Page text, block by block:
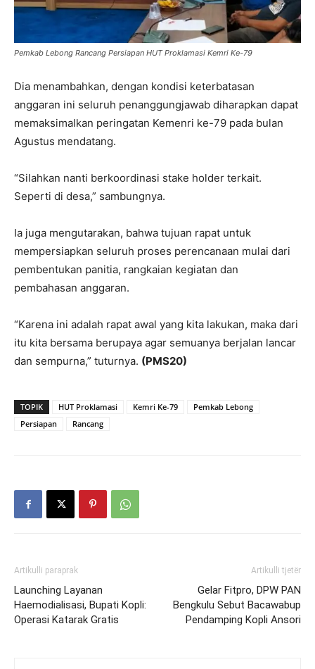
Pemkab Lebong Rancang Persiapan HUT Proklamasi Kemri Ke-79
Dia menambahkan, dengan kondisi keterbatasan
anggaran ini seluruh penanggungjawab diharapkan dapat
memaksimalkan peringatan Kemenri ke-79 pada bulan
Agustus mendatang.
“Silahkan nanti berkoordinasi stake holder terkait.
Seperti di desa,” sambungnya.
Ia juga mengutarakan, bahwa tujuan rapat untuk
mempersiapkan seluruh proses perencanaan mulai dari
pembentukan panitia, rangkaian kegiatan dan
pembahasan anggaran.
“Karena ini adalah rapat awal yang kita lakukan, maka dari
itu kita bersama berupaya agar semuanya berjalan lancar
dan sempurna,” tuturnya. (PMS20)
TOPIK HUT Proklamasi Kemri Ke-79
Pemkab Lebong
Persiapan
Rancang
Artikulli paraprak
Launching Layanan
Haemodialisasi, Bupati Kopli:
Operasi Katarak Gratis
Artikulli tjetër
Gelar Fitpro, DPW PAN
Bengkulu Sebut Bacawabup
Pendamping Kopli Ansori